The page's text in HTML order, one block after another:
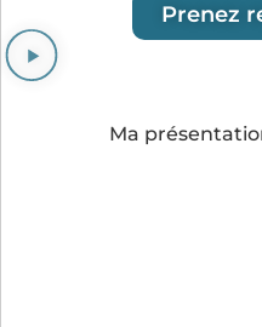
Prenez
Ma